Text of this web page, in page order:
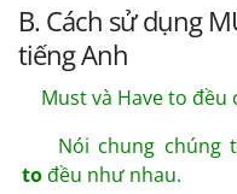
B. Cách sử dụng
tiếng Anh
Must và Have to đều
Nói chung chúng
tođều như nhau.